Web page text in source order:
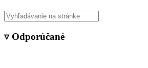
▿ Odporúčané